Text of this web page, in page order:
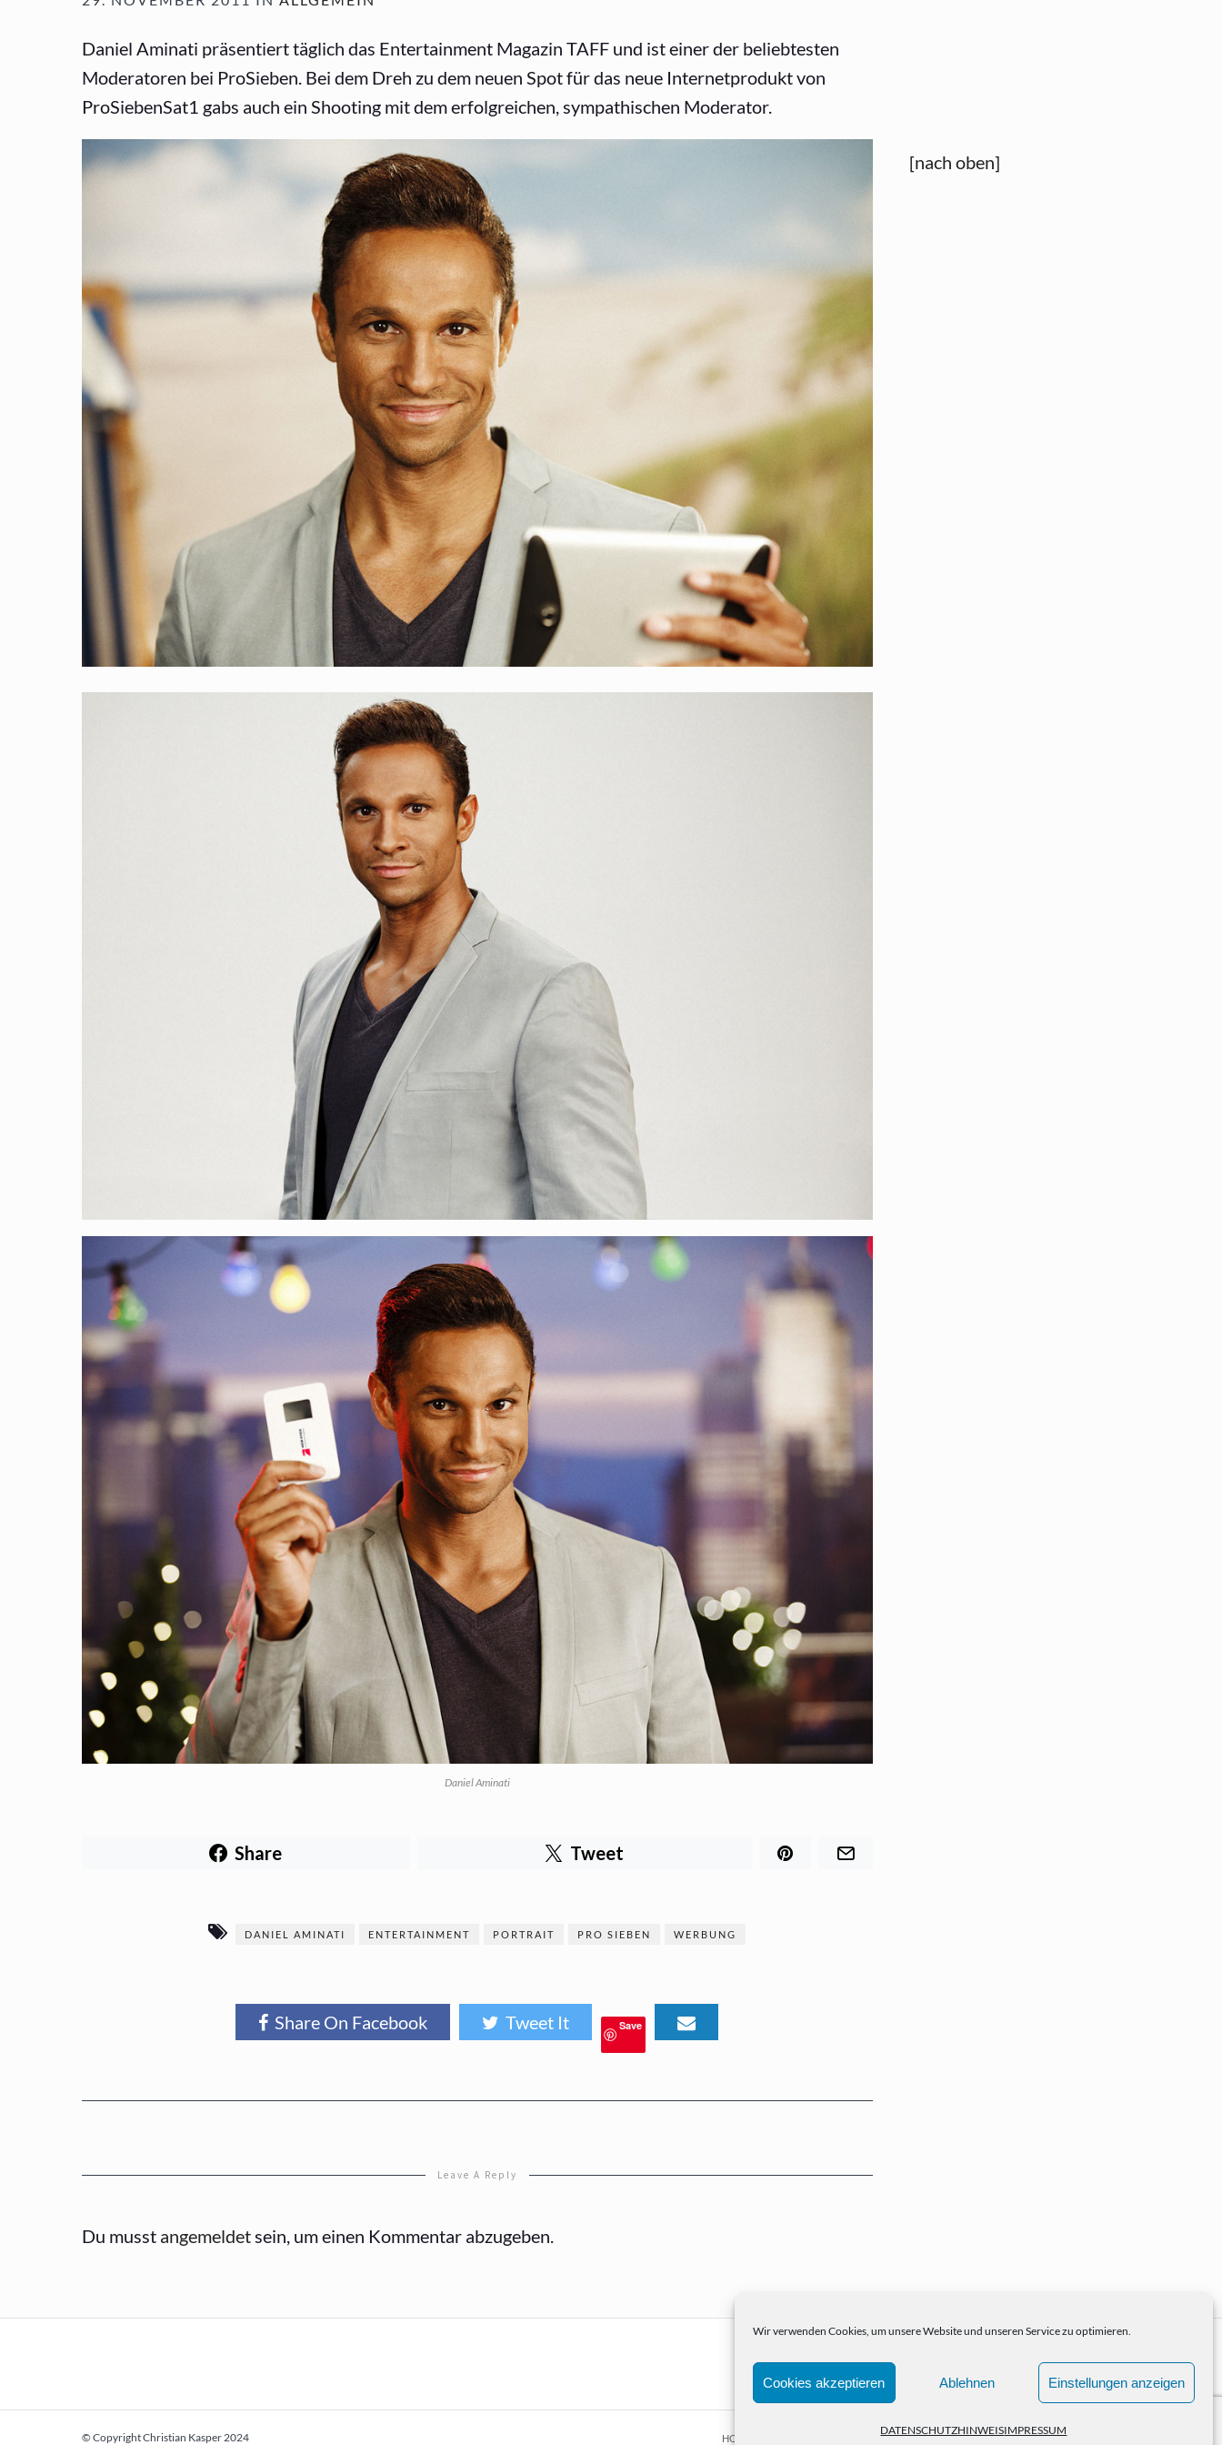
Wir verwenden Cookies, um unsere Website und unseren Service zu optimieren.
Cookies akzeptieren Ablehnen Einstellungen anzeigen
DATENSCHUTZHINWEISIMPRESSUM
Daniel Aminati präsentiert täglich das Entertainment Magazin TAFF und ist einer der beliebtesten
Moderatoren bei ProSieben. Bei dem Dreh zu dem neuen Spot für das neue Internetprodukt von
ProSiebenSat1 gabs auch ein Shooting mit dem erfolgreichen, sympathischen Moderator.
Daniel Aminati
Share Tweet
DANIEL AMINATI ENTERTAINMENT PORTRAIT PRO SIEBEN WERBUNG
Share On Facebook Tweet It Save
Leave A Reply
Du musst angemeldetsein, um einen Kommentar abzugeben.
[nach oben]
HOME KONTAKT IMPRESSUM DATENSCHUTZHINWEIS
© Copyright Christian Kasper 2024